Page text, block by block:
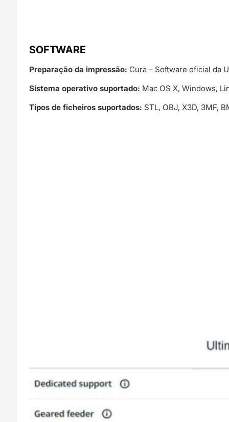
SOFTWARE
Preparação da impressão:Cura – Software oficial da
Sistema operativo suportado: Mac OS X, Windows,
Tipos de ficheiros suportados: STL, OBJ, X3D, 3MF,